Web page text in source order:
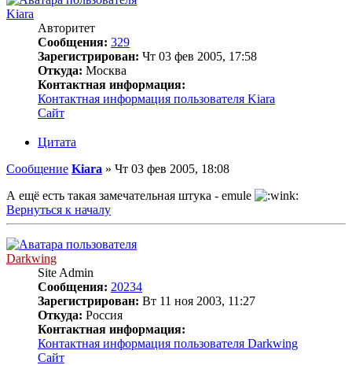
Kiara
Авторитет
Сообщения: 329
Зарегистрирован: Чт 03 фев 2005, 17:58
Откуда: Москва
Контактная информация:
Контактная информация пользователя Kiara
Сайт
Цитата
Сообщение Kiara » Чт 03 фев 2005, 18:08
А ещё есть такая замечательная штука - emule
Вернуться к началу
Darkwing
Site Admin
Сообщения: 20234
Зарегистрирован: Вт 11 ноя 2003, 11:27
Откуда: Россия
Контактная информация:
Контактная информация пользователя Darkwing
Сайт